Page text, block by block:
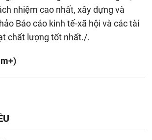
nhiệm cao nhất, xây dựng và
Báo cáo kinh tế-xã hội và các tài
chất lượng tốt nhất./.